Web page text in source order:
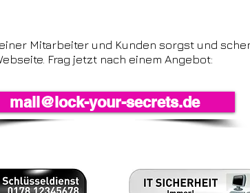
Mitarbeiter und Kunden sorgst und
Frag jetzt nach einem Angebot:
mail@lock-your-secrets.de